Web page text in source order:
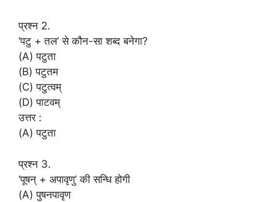
प्रश्न 2.
‘पटु + तल’ से कौन-सा शब्द बनेगा?
(A) पटुता
(B) पटुतम
(C) पटुत्वम्
(D) पाटवम्
उत्तर :
(A) पटुता
प्रश्न 3.
‘पूषन् + अपावृणु’ की सन्धि होगी
(A) पुषनपावृण